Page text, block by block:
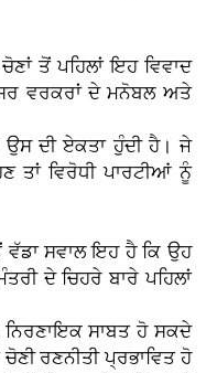
ਤੋਂ ਪਹਿਲਾਂ ਇਹ ਵਿਵਾਦ
ਵਰਕਰਾਂ ਦੇ ਮਨੋਬਲ ਅਤੇ
ਉਸ ਦੀ ਏਕਤਾ ਹੁੰਦੀ ਹੈ। ਜੇ
ਤਾਂ ਵਿਰੋਧੀ ਪਾਰਟੀਆਂ ਨੂੰ
ਸਵਾਲ ਇਹ ਹੈ ਕਿ ਉਹ
ਦੇ ਚਿਹਰੇ ਬਾਰੇ ਪਹਿਲਾਂ
ਸਾਬਤ ਹੋ ਸਕਦੇ
ਰਣਨੀਤੀ ਪ੍ਰਭਾਵਿਤ ਹੋ